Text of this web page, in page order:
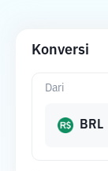
Konversi
Dari
BRL